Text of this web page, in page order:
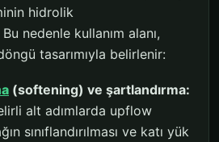
hidrolik
nedenle kullanım alanı,
tasarımıyla belirlenir:
(softening) ve şartlandırma:
alt adımlarda upflow
sınıflandırılması ve katı yük